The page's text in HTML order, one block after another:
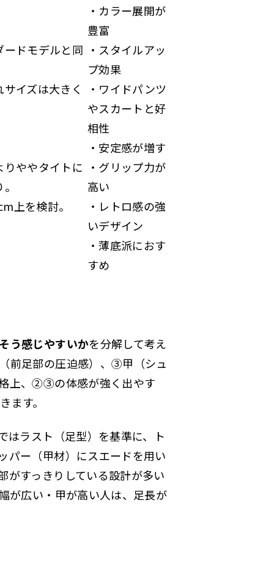
・カラー展開が
豊富
ドモデルと同
イズは大きく
・スタイルアッ
プ効果
・ワイドパンツ
やスカートと好
相性
・安定感が増す
りややタイトに
上を検討。
・グリップ力が
高い
・レトロ感の強
いデザイン
・薄底派におす
すめ
う感じやすいかを分解して考え
前足部の圧迫感）、③甲（シュ
上、②③の体感が強く出やす
ます。
はラスト（足型）を基準に、ト
パー（甲材）にスエードを用い
がすっきりしている設計が多い
が広い・甲が高い人は、足長が